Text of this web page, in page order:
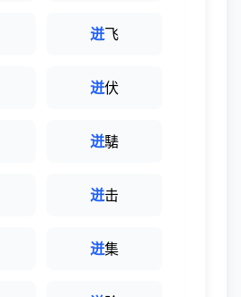
迸飞
迸伏
迸騞
迸击
迸集